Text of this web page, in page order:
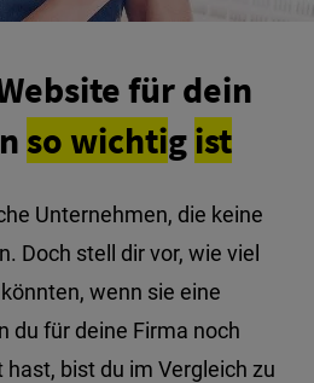
für dein
so wichtigist
Unternehmen, die keine
Doch stell dir vor, wie viel
wenn sie eine
du für deine Firma noch
bist du im Vergleich zu